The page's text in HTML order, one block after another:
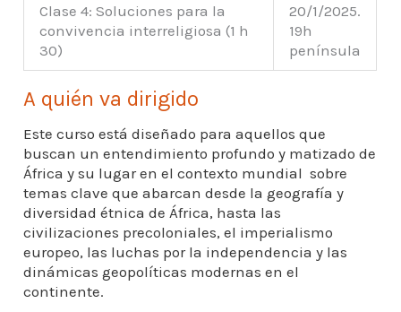
Clase 4: Soluciones para la
convivencia interreligiosa (1 h
30)
20/1/2025.
19h
península
A quién va dirigido
Este curso está diseñado para aquellos que
buscan un entendimiento profundo y matizado de
África y su lugar en el contexto mundial sobre
temas clave que abarcan desde la geografía y
diversidad étnica de África, hasta las
civilizaciones precoloniales, el imperialismo
europeo, las luchas por la independencia y las
dinámicas geopolíticas modernas en el
continente.